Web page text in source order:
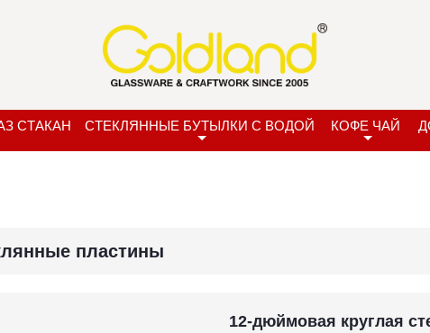
СТАКАН СТЕКЛЯННЫЕ БУТЫЛКИ С ВОДОЙ КОФЕ ЧАЙ
пластины
12-дюймовая круглая